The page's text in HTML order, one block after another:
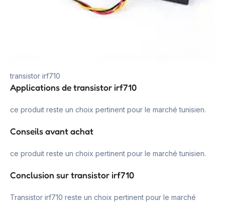
transistor irf710
Applications de transistor irf710
ce produit reste un choix pertinent pour le marché tunisien.
Conseils avant achat
ce produit reste un choix pertinent pour le marché tunisien.
Conclusion sur transistor irf710
Transistor irf710 reste un choix pertinent pour le marché